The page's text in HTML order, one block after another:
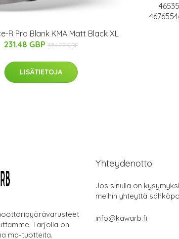
R Pro Blank KMA Matt Black XL
231.48 GBP 356.22 GBP
LISÄTIETOJA
Tarjolla on
mp-tuotteita.
Yhteydenotto
Jos sinulla on
meihin yhteyttä
info@kawarb.fi